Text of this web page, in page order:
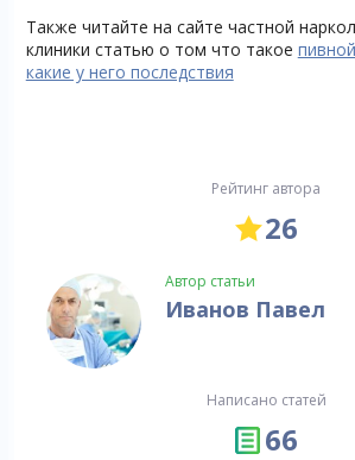
Также читайте на сайте частной
клиники статью о том что такое
какие у него последствия
Рейтинг автора
26
Автор статьи
Иванов Павел
Написано статей
66